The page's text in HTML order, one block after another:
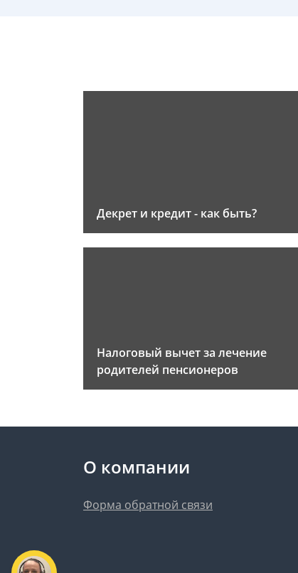
Декрет и кредит - как быть?
Налоговый вычет за лечение
родителей пенсионеров
О компании
Форма обратной связи